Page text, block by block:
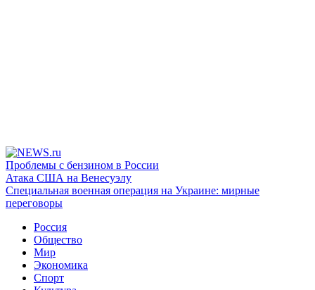
Проблемы с бензином в России
Атака США на Венесуэлу
Специальная военная операция на Украине: мирные
переговоры
Россия
Общество
Мир
Экономика
Спорт